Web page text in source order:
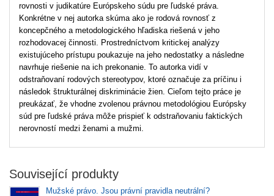
rovnosti v judikatúre Európskeho súdu pre ľudské práva.
Konkrétne v nej autorka skúma ako je rodová rovnosť z
koncepčného a metodologického hľadiska riešená v jeho
rozhodovacej činnosti. Prostredníctvom kritickej analýzy
existujúceho prístupu poukazuje na jeho nedostatky a následne
navrhuje riešenie na ich prekonanie. To autorka vidí v
odstraňovaní rodových stereotypov, ktoré označuje za príčinu i
následok štrukturálnej diskriminácie žien. Cieľom tejto práce je
preukázať, že vhodne zvolenou právnou metodológiou Európsky
súd pre ľudské práva môže prispieť k odstraňovaniu faktických
nerovností medzi ženami a mužmi.
Související produkty
Mužské právo. Jsou právní pravidla neutrální?